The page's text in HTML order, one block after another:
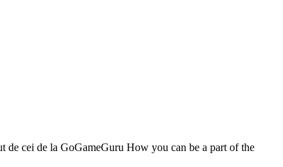
de cei de la GoGameGuru How you can be a part of the